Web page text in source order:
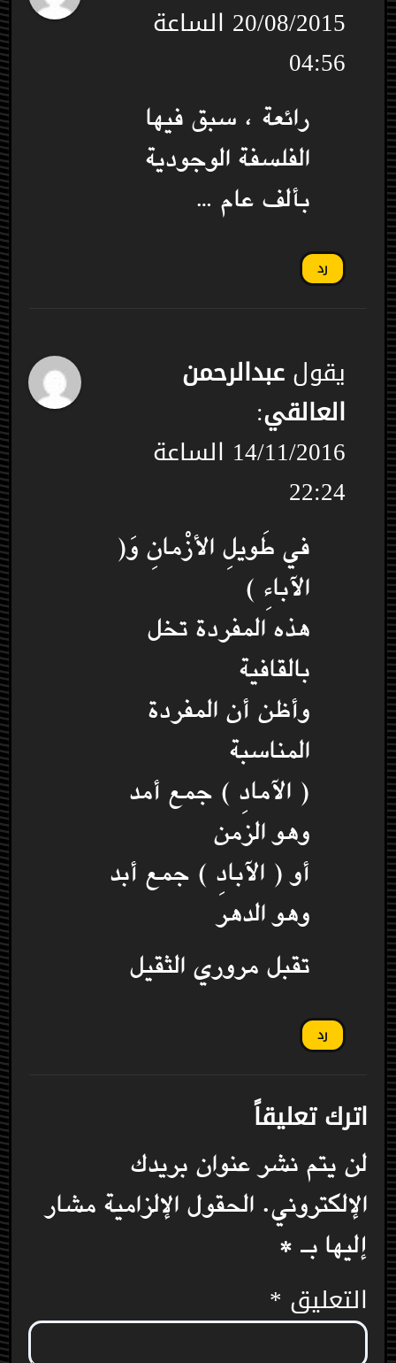
20/08/2015 الساعة
04:56
رائعة ، سبق فيها
الفلسفة الوجودية
بألف عام …
رد
يقولعبدالرحمن
العالقي:
14/11/2016 الساعة
22:24
في طَويلِ الأزْمانِ وَ(
الآباءِ )
هذه المفردة تخل
بالقافية
وأظن أن المفردة
المناسبة
( الآمادِ ) جمع أمد
وهو الزمن
أو ( الآبادِ ) جمع أبد
وهو الدهر
تقبل مروري الثقيل
رد
اترك تعليقاً
لن يتم نشر عنوان بريدك
الإلكتروني. الحقول الإلزامية مشار
إليها بـ *
التعليق *